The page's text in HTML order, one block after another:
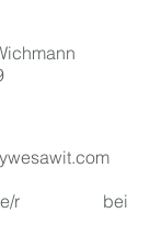
r bei